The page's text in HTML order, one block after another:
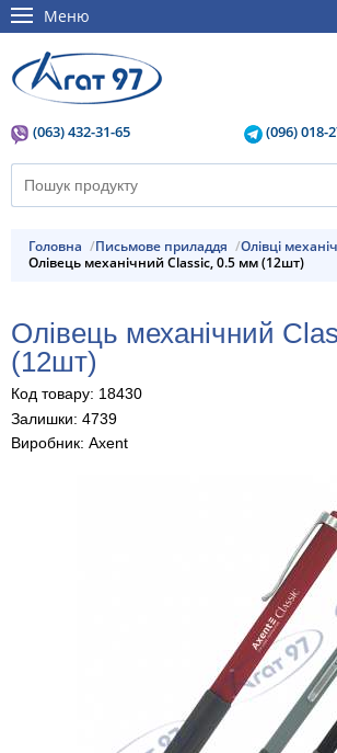
Меню
(063) 432-31-65 (096) 018-
Головна Письмове приладдя
Олівці
Олівець механічний Classic, 0.5 мм (12шт)
Олівець механічний Classic, 0.5 мм
(12шт)
Код товару: 18430
Залишки: 4739
Виробник: Axent